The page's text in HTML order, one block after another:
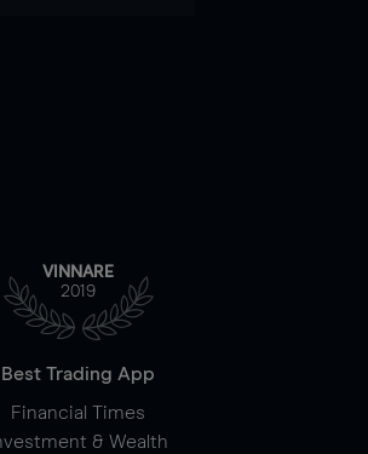
VINNARE
2019
Best Trading App
Financial Times
& Wealth